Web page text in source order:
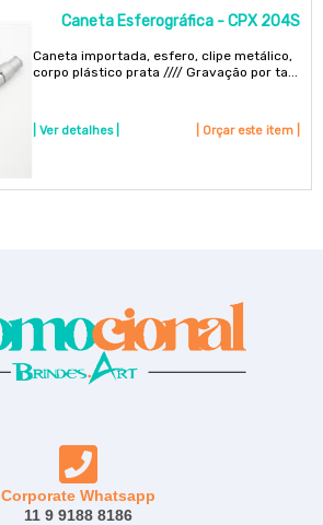
Caneta Esferográfica - CPX 204S
Caneta importada, esfero, clipe metálico,
corpo plástico prata //// Gravação por ta...
| Ver detalhes | | Orçar este item |
Corporate Whatsapp
11 9 9188 8186